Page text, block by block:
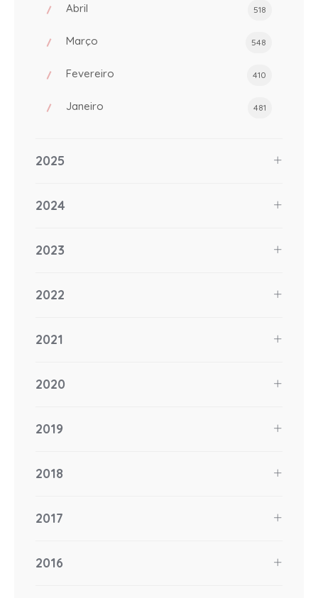
Abril 518
Março 548
Fevereiro 410
Janeiro 481
2025
2024
2023
2022
2021
2020
2019
2018
2017
2016